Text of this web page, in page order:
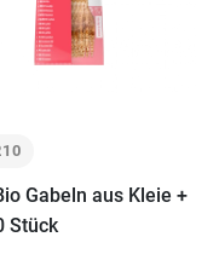
Gabeln aus Kleie +
Stück